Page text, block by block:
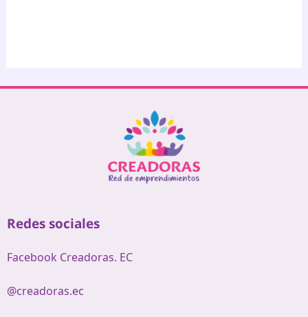
Redes sociales
Facebook Creadoras. EC
@creadoras.ec